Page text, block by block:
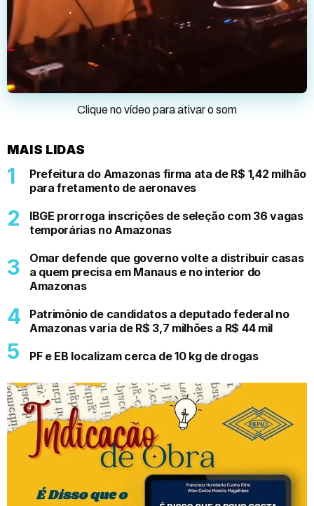
Clique no vídeo para ativar o som
MAIS LIDAS
Prefeitura do Amazonas firma ata de R$ 1,42 milhão
para fretamento de aeronaves
IBGE prorroga inscrições de seleção com 36 vagas
temporárias no Amazonas
Omar defende que governo volte a distribuir casas
a quem precisa em Manaus e no interior do
Amazonas
Patrimônio de candidatos a deputado federal no
Amazonas varia de R$ 3,7 milhões a R$ 44 mil
PF e EB localizam cerca de 10 kg de drogas